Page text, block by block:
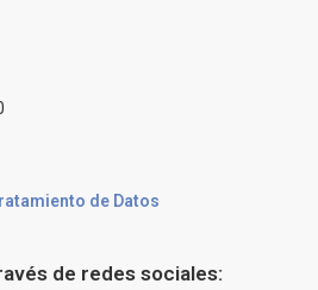
de Datos
de redes sociales: